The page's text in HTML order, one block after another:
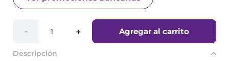
＋
－ Agregar al carrito
Descripción